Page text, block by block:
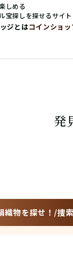
しめる
宝探しを探せるサイト
ジとはコインショッ
発
物を探せ！/捜